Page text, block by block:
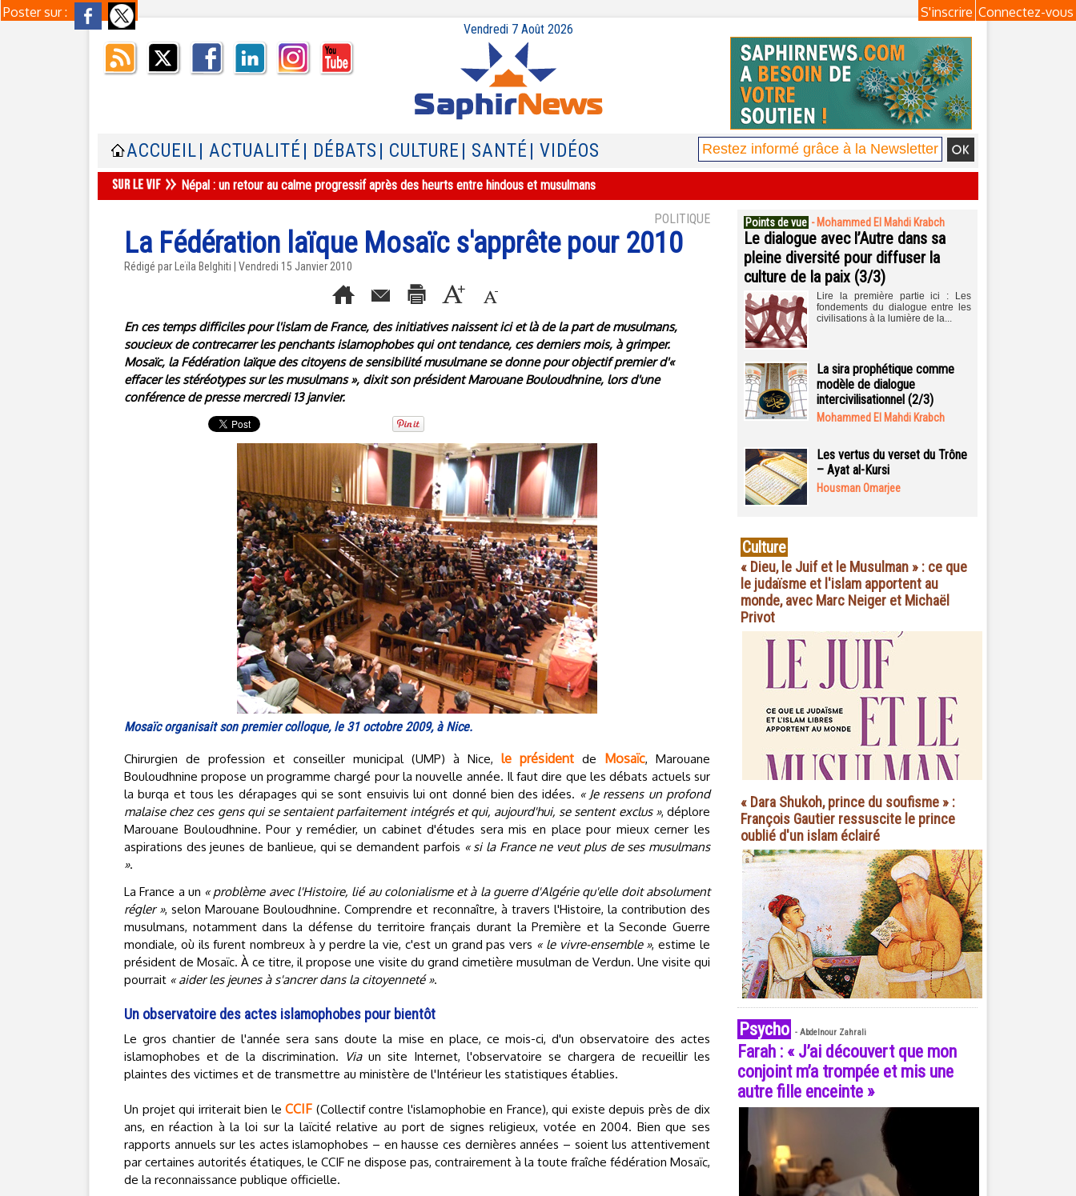
Poster sur : Connectez-vous
S'inscrire
Vendredi 7 Août 2026
ACCUEIL | ACTUALITÉ | DÉBATS | CULTURE | SANTÉ | VIDÉOS
Népal : un retour au calme progressif après des heurts entre hindous et musulmans
POLITIQUE
La Fédération laïque Mosaïc s'apprête pour 2010
Rédigé par Leïla Belghiti | Vendredi 15 Janvier 2010
En ces temps difficiles pour l'islam de France, des initiatives naissent ici et là de la part de musulmans,
soucieux de contrecarrer les penchants islamophobes qui ont tendance, ces derniers mois, à grimper.
Mosaïc, la Fédération laïque des citoyens de sensibilité musulmane se donne pour objectif premier d'«
effacer les stéréotypes sur les musulmans », dixit son président Marouane Bouloudhnine, lors d'une
conférence de presse mercredi 13 janvier.
Mosaïc organisait son premier colloque, le 31 octobre 2009, à Nice.
Chirurgien de profession et conseiller municipal (UMP) à Nice, le président de Mosaïc, Marouane
Bouloudhnine propose un programme chargé pour la nouvelle année. Il faut dire que les débats actuels sur
la burqa et tous les dérapages qui se sont ensuivis lui ont donné bien des idées. « Je ressens un profond
malaise chez ces gens qui se sentaient parfaitement intégrés et qui, aujourd'hui, se sentent exclus », déplore
Marouane Bouloudhnine. Pour y remédier, un cabinet d'études sera mis en place pour mieux cerner les
aspirations des jeunes de banlieue, qui se demandent parfois « si la France ne veut plus de ses musulmans
».
La France a un « problème avec l'Histoire, lié au colonialisme et à la guerre d'Algérie qu'elle doit absolument
régler », selon Marouane Bouloudhnine. Comprendre et reconnaître, à travers l'Histoire, la contribution des
musulmans, notamment dans la défense du territoire français durant la Première et la Seconde Guerre
mondiale, où ils furent nombreux à y perdre la vie, c'est un grand pas vers « le vivre-ensemble », estime le
président de Mosaïc. À ce titre, il propose une visite du grand cimetière musulman de Verdun. Une visite qui
pourrait « aider les jeunes à s'ancrer dans la citoyenneté ».
Un observatoire des actes islamophobes pour bientôt
Le gros chantier de l'année sera sans doute la mise en place, ce mois-ci, d'un observatoire des actes
islamophobes et de la discrimination. Via un site Internet, l'observatoire se chargera de recueillir les
plaintes des victimes et de transmettre au ministère de l'Intérieur les statistiques établies.
Un projet qui irriterait bien leCCIF (Collectif contre l'islamophobie en France), qui existe depuis près de dix
ans, en réaction à la loi sur la laïcité relative au port de signes religieux, votée en 2004. Bien que ses
rapports annuels sur les actes islamophobes – en hausse ces dernières années – soient lus attentivement
par certaines autorités étatiques, le CCIF ne dispose pas, contrairement à la toute fraîche fédération Mosaïc,
de la reconnaissance publique officielle.
Points de vue - Mohammed El Mahdi Krabch
Le dialogue avec l’Autre dans sa
pleine diversité pour diffuser la
culture de la paix (3/3)
Lire la première partie ici : Les
fondements du dialogue entre les
civilisations à la lumière de la...
La sira prophétique comme
modèle de dialogue
intercivilisationnel (2/3)
Mohammed El Mahdi Krabch
Les vertus du verset du Trône
– Ayat al-Kursi
Housman Omarjee
Culture
« Dieu, le Juif et le Musulman » : ce que
le judaïsme et l'islam apportent au
monde, avec Marc Neiger et Michaël
Privot
« Dara Shukoh, prince du soufisme » :
François Gautier ressuscite le prince
oublié d'un islam éclairé
Psycho - Abdelnour Zahrali
Farah : « J’ai découvert que mon
conjoint m’a trompée et mis une
autre fille enceinte »